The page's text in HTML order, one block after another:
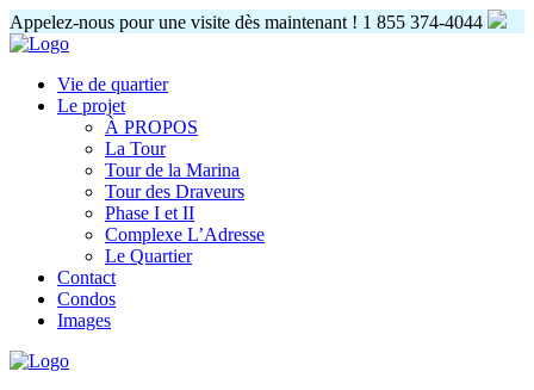
Appelez-nous pour une visite dès maintenant ! 1 855 374-4044
Vie de quartier
Le projet
À PROPOS
La Tour
Tour de la Marina
Tour des Draveurs
Phase I et II
Complexe L’Adresse
Le Quartier
Contact
Condos
Images